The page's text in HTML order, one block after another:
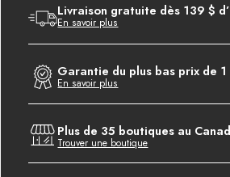
Livraison gratuite dès 139 $
En savoir plus
Garantie du plus bas prix de 1
En savoir plus
Plus de 35 boutiques au
Trouver une boutique